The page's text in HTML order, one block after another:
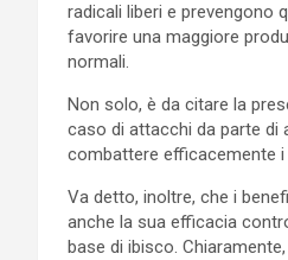
radicali liberi e prevengono
favorire una maggiore
normali.
Non solo, è da citare la
caso di attacchi da parte di
combattere efficacemente i
Va detto, inoltre, che i
anche la sua efficacia
base di ibisco.